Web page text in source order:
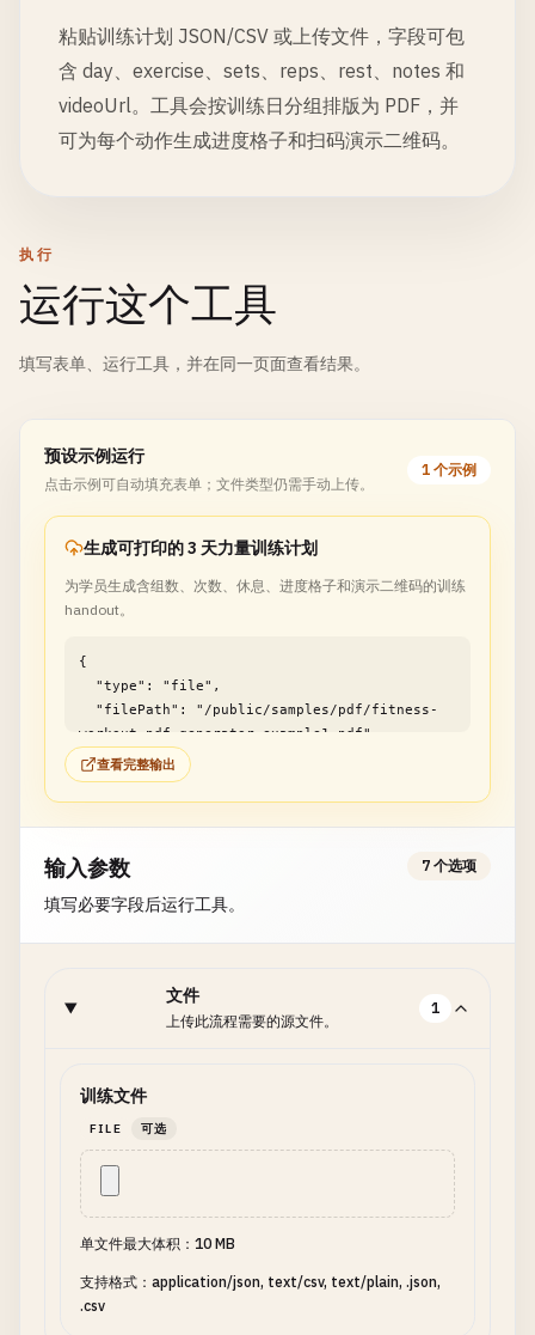
粘贴训练计划 JSON/CSV 或上传文件，字段可包
含 day、exercise、sets、reps、rest、notes 和
videoUrl。工具会按训练日分组排版为 PDF，并
可为每个动作生成进度格子和扫码演示二维码。
执行
运行这个工具
填写表单、运行工具，并在同一页面查看结果。
预设示例运行
点击示例可自动填充表单；文件类型仍需手动上传。
1 个示例
生成可打印的 3 天力量训练计划
为学员生成含组数、次数、休息、进度格子和演示二维码的训练
handout。
{
workout-pdf-generator-example1.pdf"
}
查看完整输出
输入参数
填写必要字段后运行工具。
7 个选项
文件
上传此流程需要的源文件。
1
训练文件
FILE 可选
单文件最大体积：10 MB
支持格式：application/json, text/csv, text/plain, .json,
.csv